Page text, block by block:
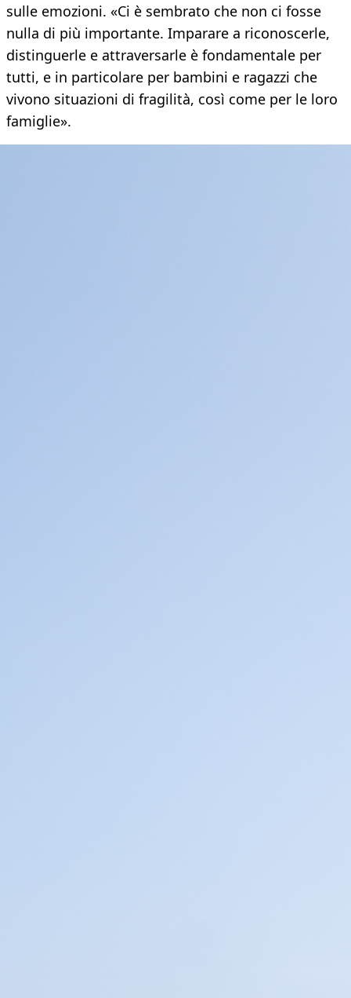
sulle emozioni. «Ci è sembrato che non ci fosse
nulla di più importante. Imparare a riconoscerle,
distinguerle e attraversarle è fondamentale per
tutti, e in particolare per bambini e ragazzi che
vivono situazioni di fragilità, così come per le loro
famiglie».